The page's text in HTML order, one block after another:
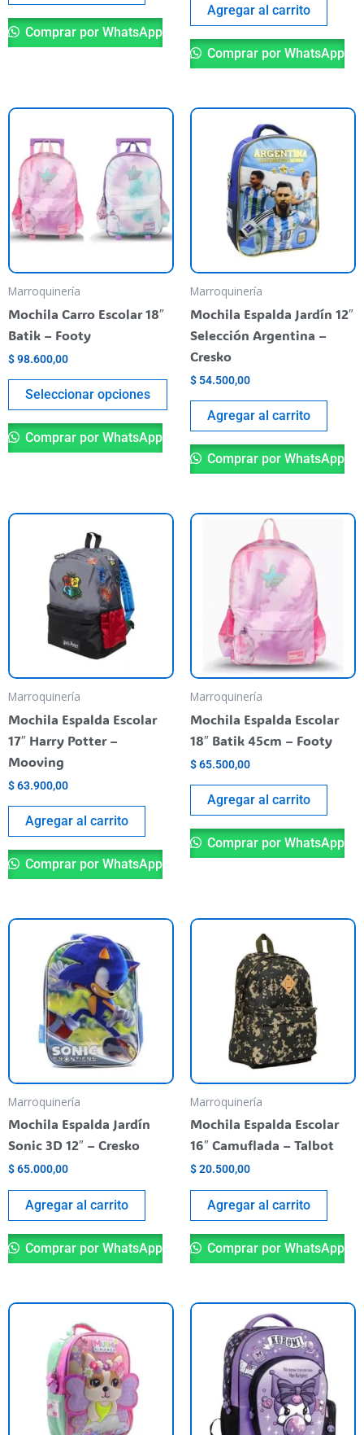
Comprar por WhatsApp
Agregar al carrito
Comprar por WhatsApp
Marroquinería
Mochila Carro Escolar 18″
Batik – Footy
$98.600,00
Seleccionar opciones
Este
variantes.
Las
opciones
se
pueden
elegir
página
producto
Comprar por WhatsApp
Marroquinería
Mochila Espalda Jardín 12″
Selección Argentina –
Cresko
$ 54.500,00
Agregar al carrito
Comprar por WhatsApp
Marroquinería
Mochila Espalda Escolar
17″ Harry Potter –
Mooving
$63.900,00
Agregar al carrito
Comprar por WhatsApp
Marroquinería
Mochila Espalda Escolar
18″ Batik 45cm – Footy
$65.500,00
Agregar al carrito
Comprar por WhatsApp
Marroquinería
Mochila Espalda Jardín
Sonic 3D 12″ – Cresko
$65.000,00
Agregar al carrito
Comprar por WhatsApp
Marroquinería
Mochila Espalda Escolar
16″ Camuflada – Talbot
$20.500,00
Agregar al carrito
Comprar por WhatsApp